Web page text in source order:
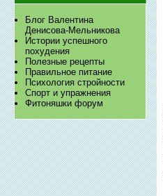
Блог Валентина
Денисова-Мельникова
Истории успешного
похудения
Полезные рецепты
Правильное питание
Психология стройности
Спорт и упражнения
Фитоняшки форум